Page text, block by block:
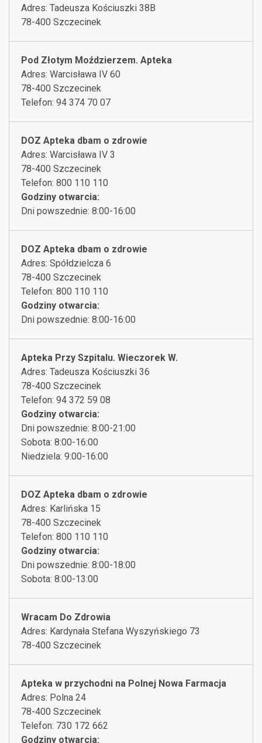
Adres: Tadeusza Kościuszki 38B
78-400 Szczecinek
Pod Złotym Moździerzem. Apteka
Adres: Warcisława IV 60
78-400 Szczecinek
Telefon: 94 374 70 07
DOZ Apteka dbam o zdrowie
Adres: Warcisława IV 3
78-400 Szczecinek
Telefon: 800 110 110
Godziny otwarcia:
Dni powszednie: 8:00-16:00
DOZ Apteka dbam o zdrowie
Adres: Spółdzielcza 6
78-400 Szczecinek
Telefon: 800 110 110
Godziny otwarcia:
Dni powszednie: 8:00-16:00
Apteka Przy Szpitalu. Wieczorek W.
Adres: Tadeusza Kościuszki 36
78-400 Szczecinek
Telefon: 94 372 59 08
Godziny otwarcia:
Dni powszednie: 8:00-21:00
Sobota: 8:00-16:00
Niedziela: 9:00-16:00
DOZ Apteka dbam o zdrowie
Adres: Karlińska 15
78-400 Szczecinek
Telefon: 800 110 110
Godziny otwarcia:
Dni powszednie: 8:00-18:00
Sobota: 8:00-13:00
Wracam Do Zdrowia
Adres: Kardynała Stefana Wyszyńskiego 73
78-400 Szczecinek
Apteka w przychodni na Polnej Nowa Farmacja
Adres: Polna 24
78-400 Szczecinek
Telefon: 730 172 662
Godziny otwarcia: